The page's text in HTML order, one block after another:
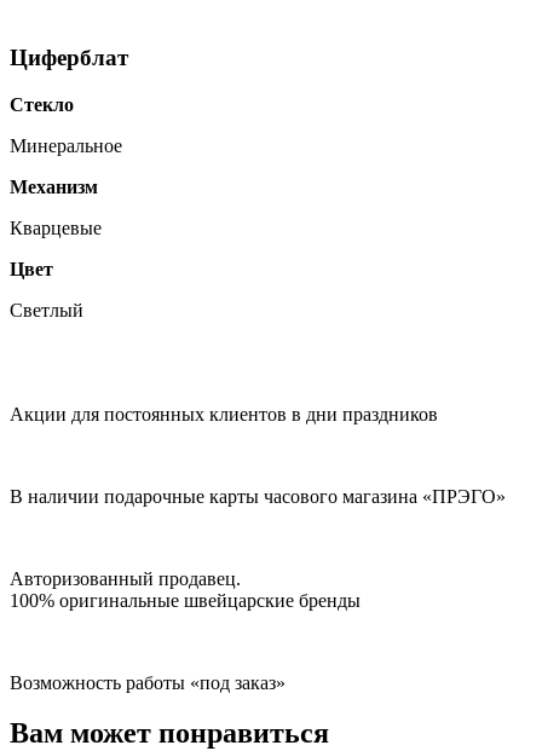
Циферблат
Стекло
Минеральное
Механизм
Кварцевые
Цвет
Светлый
Акции для постоянных клиентов в дни праздников
В наличии подарочные карты часового магазина «ПРЭГО»
Авторизованный продавец.
100% оригинальные швейцарские бренды
Возможность работы «под заказ»
Вам может понравиться